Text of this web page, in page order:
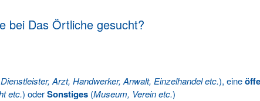
bei Das Örtliche gesucht?
Arzt, Handwerker, Anwalt, Einzelhandel etc.), eine
etc.) oderSonstiges (Museum, Verein etc.)